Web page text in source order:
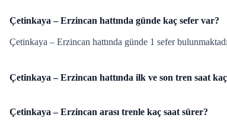
Çetinkaya – Erzincan hattında günde kaç sefer var?
Çetinkaya – Erzincan hattında günde 1 sefer
Çetinkaya – Erzincan hattında ilk ve son tren saat
Çetinkaya – Erzincan arası trenle kaç saat sürer?